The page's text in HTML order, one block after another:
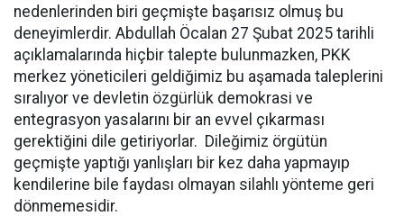
nedenlerinden biri geçmişte başarısız olmuş bu
deneyimlerdir. Abdullah Öcalan 27 Şubat 2025 tarihli
açıklamalarında hiçbir talepte bulunmazken, PKK
merkez yöneticileri geldiğimiz bu aşamada taleplerini
sıralıyor ve devletin özgürlük demokrasi ve
entegrasyon yasalarını bir an evvel çıkarması
gerektiğini dile getiriyorlar. Dileğimiz örgütün
geçmişte yaptığı yanlışları bir kez daha yapmayıp
kendilerine bile faydası olmayan silahlı yönteme geri
dönmemesidir.